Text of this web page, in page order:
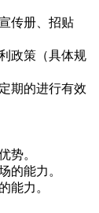
传册、招贴
政策（具体规
期的进行有效
势。
的能力。
能力。